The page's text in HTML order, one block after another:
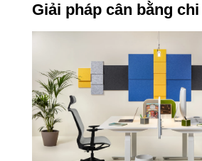
Giải pháp cân bằng